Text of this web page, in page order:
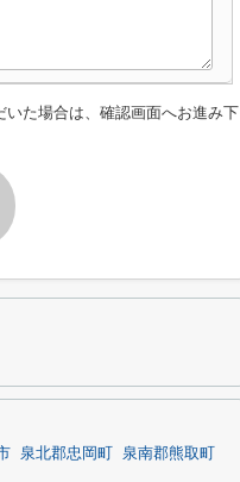
た場合は、確認画面へお進み下
泉北郡忠岡町
泉南郡熊取町